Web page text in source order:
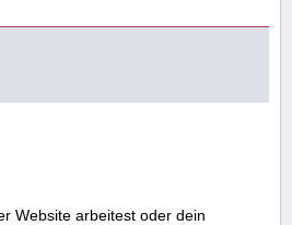
Website arbeitest oder dein